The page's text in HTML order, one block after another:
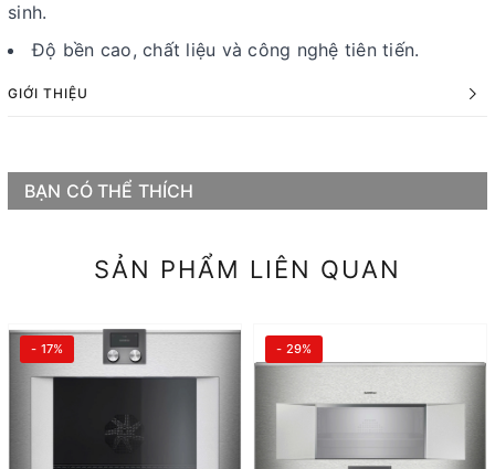
sinh.
Độ bền cao, chất liệu và công nghệ tiên tiến.
GIỚI THIỆU
BẠN CÓ THỂ THÍCH
SẢN PHẨM LIÊN QUAN
- 17% - 29%